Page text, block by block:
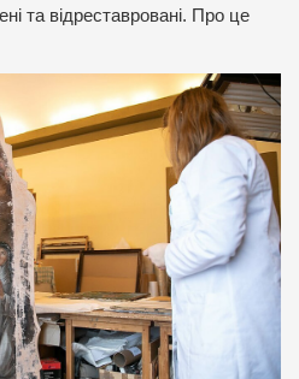
та відреставровані. Про це